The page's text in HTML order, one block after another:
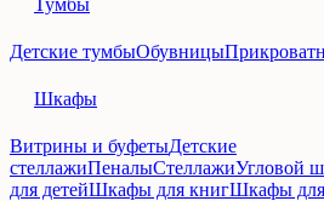
Детские тумбыОбувницы
Шкафы
Витрины и буфетыДетские
стеллажиПеналыСтеллажиУгловой
для детейШкафы для книгШкафы